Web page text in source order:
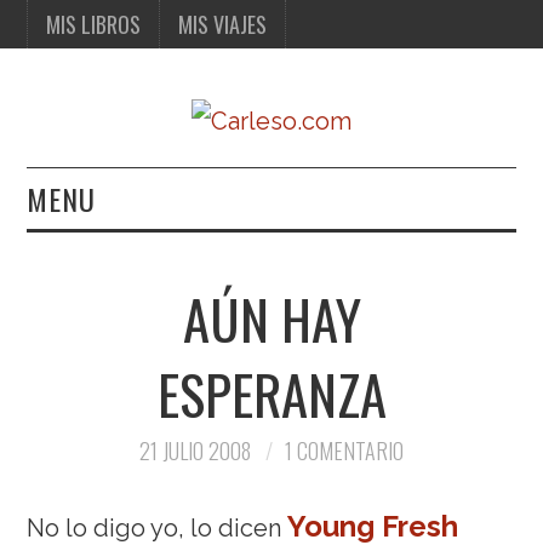
MIS LIBROS MIS VIAJES
MENU
MIS VIAJESAÚN HAY
ESPERANZA
21 JULIO 2008 1 COMENTARIO
No lo digo yo, lo dicenYoung Fresh